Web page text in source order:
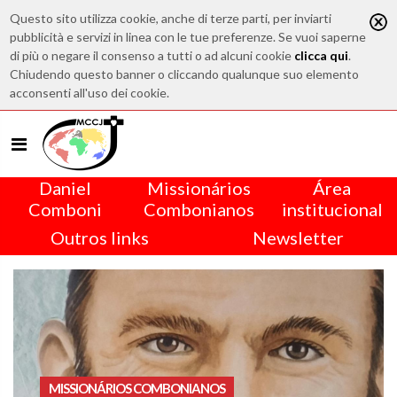
Questo sito utilizza cookie, anche di terze parti, per inviarti
pubblicità e servizi in linea con le tue preferenze. Se vuoi saperne
di più o negare il consenso a tutti o ad alcuni cookie clicca qui.
Chiudendo questo banner o cliccando qualunque suo elemento
acconsenti all'uso dei cookie.
Daniel
Comboni
Missionários
Combonianos
Área
institucional
Outros links
Newsletter